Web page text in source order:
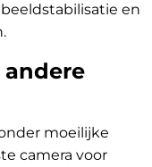
en
andere
moeilijke
camera voor